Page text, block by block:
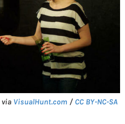
via VisualHunt.com / CC BY-NC-SA